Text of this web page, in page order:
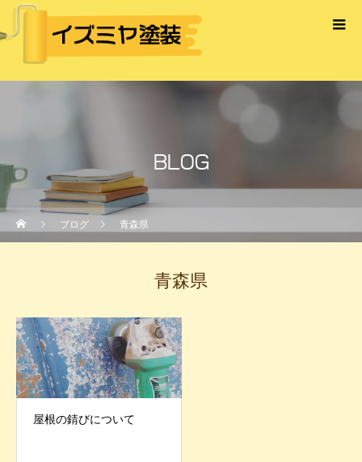
BLOG
ブログ 青森県
青森県
屋根の錆びについて